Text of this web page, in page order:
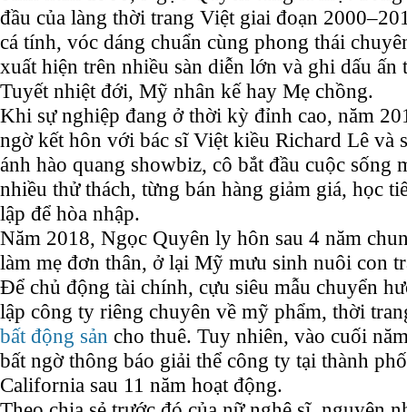
đầu của làng thời trang Việt giai đoạn
cá tính, vóc dáng chuẩn cùng phong thái
xuất hiện trên nhiều sàn diễn lớn và ghi dấu
Tuyết nhiệt đới, Mỹ nhân kế hay Mẹ chồng.
Khi sự nghiệp đang ở thời kỳ đỉnh cao, năm
ngờ kết hôn với bác sĩ Việt kiều Richard Lê và
ánh hào quang showbiz, cô bắt đầu cuộc
nhiều thử thách, từng bán hàng giảm giá, học
lập để hòa nhập.
Năm 2018, Ngọc Quyên ly hôn sau 4 năm
làm mẹ đơn thân, ở lại Mỹ mưu sinh nuôi con
Để chủ động tài chính, cựu siêu mẫu chuyển
lập công ty riêng chuyên về mỹ phẩm, thời
bất động sản cho thuê. Tuy nhiên, vào cuối
bất ngờ thông báo giải thể công ty tại thành
California sau 11 năm hoạt động.